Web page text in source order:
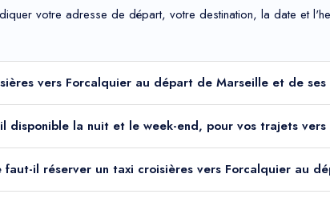
votre adresse de départ, votre destination, la date et
vers Forcalquier au départ de Marseille et de ses
disponible la nuit et le week-end, pour vos trajets
faut-il réserver un taxi croisières vers Forcalquier au